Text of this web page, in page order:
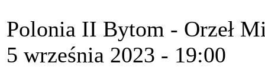
Polonia II Bytom - Orzeł
5 września 2023 - 19:00